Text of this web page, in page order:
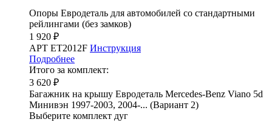
Опоры Евродеталь для автомобилей со стандартными
рейлингами (без замков)
1 920 ₽
АРТ ET2012F Инструкция
Подробнее
Итого за комплект:
3 620 ₽
Багажник на крышу Евродеталь Mercedes-Benz Viano 5d
Минивэн 1997-2003, 2004-... (Вариант 2)
Выберите комплект дуг